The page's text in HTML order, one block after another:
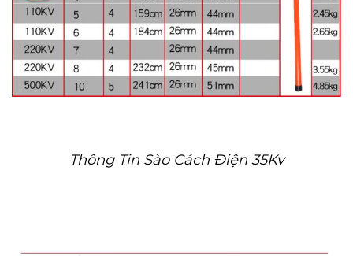
Thông Tin Sào Cách Điện 35Kv